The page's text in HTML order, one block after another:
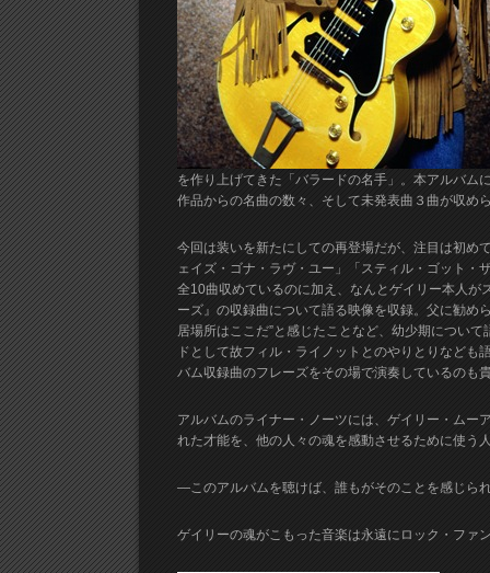
を作り上げてきた「バラードの名手」。本アルバム
作品からの名曲の数々、そして未発表曲３曲が収め
今回は装いを新たにしての再登場だが、注目は初め
ェイズ・ゴナ・ラヴ・ユー」「スティル・ゴット・
全10曲収めているのに加え、なんとゲイリー本人
ーズ』の収録曲について語る映像を収録。父に勧め
居場所はここだ”と感じたことなど、幼少期につい
ドとして故フィル・ライノットとのやりとりなど
バム収録曲のフレーズをその場で演奏しているのも
アルバムのライナー・ノーツには、ゲイリー・ムー
れた才能を、他の人々の魂を感動させるために使う
―このアルバムを聴けば、誰もがそのことを感じら
ゲイリーの魂がこもった音楽は永遠にロック・ファ